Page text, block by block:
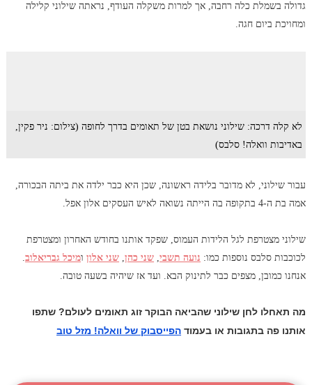
גדולה בשמלת כלה רחבה, אך למרות משקלה העודף, נראתה שילוני קלילה
ומחויכת ביום חגה.
לא קלה דרכה: שילוני נושאת בטן של תאומים בדרך לחופה (צילום: ניר פקין,
באדיבות וואלה! סלבס)
עבור שילוני, לא מדובר בלידה ראשונה, שכן היא כבר ילדה את ביתה הבכורה,
אמה בת ה-4 בתקופה בה הייתה נשואה לאיש העסקים אלון אפל.
שילוני מצטרפת לגל הלידות העמוס, שפקד אותנו בחודש האחרון ומצטרפת
לכוכבות סלבס נוספות כמו: נועה תשבי, שני כהן, שני אלוןומיכל גבריאלוב.
אנחנו כמובן, מצפים כבר לתינוק הבא. ועד אז שיהיה בשעה טובה.
מה תאחלו לחן שילוני שהביאה הבוקר זוג תאומים לעולם? שתפו
אותנו פה בתגובות או בעמוד הפייסבוק של וואלה! מזל טוב